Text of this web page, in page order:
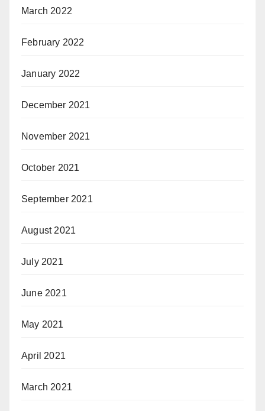
March 2022
February 2022
January 2022
December 2021
November 2021
October 2021
September 2021
August 2021
July 2021
June 2021
May 2021
April 2021
March 2021